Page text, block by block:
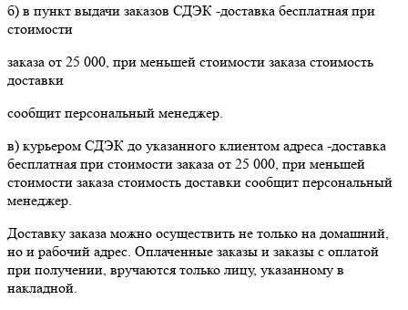
б) в пункт выдачи заказов СДЭК -доставка бесплатная при
стоимости
заказа от 25 000, при меньшей стоимости заказа стоимость
доставки
сообщит персональный менеджер.
в) курьером СДЭК до указанного клиентом адреса -доставка
бесплатная при стоимости заказа от 25 000, при меньшей
стоимости заказа стоимость доставки сообщит персональный
менеджер.
Доставку заказа можно осуществить не только на домашний,
но и рабочий адрес. Оплаченные заказы и заказы с оплатой
при получении, вручаются только лицу, указанному в
накладной.